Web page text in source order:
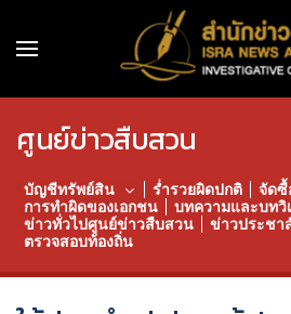
ศูนย์ข่าวสืบสวน
บัญชีทรัพย์สิน ร่ำรวยผิดปกติ
จัดซื้
การทำผิดของเอกชน
บทความและบทวิ
ข่าวทั่วไปศูนย์ข่าวสืบสวน
ข่าวประชา
ตรวจสอบท้องถิ่น